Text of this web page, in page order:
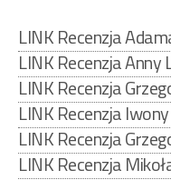
LINK Recenzja
LINK Recenzja
LINK Recenzja
LINK Recenzja
LINK Recenzja
LINK Recenzja